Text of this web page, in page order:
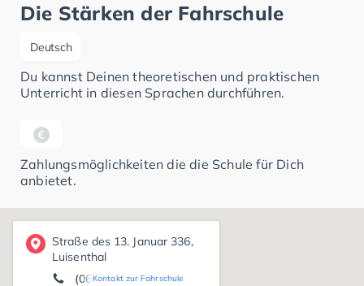
Die Stärken der Fahrschule
Deutsch
Du kannst Deinen theoretischen und praktischen
Unterricht in diesen Sprachen durchführen.
Zahlungsmöglichkeiten die die Schule für Dich
anbietet.
Straße des 13. Januar 336,
Luisenthal
Kontakt zur Fahrschule
(06898) 2 82 09